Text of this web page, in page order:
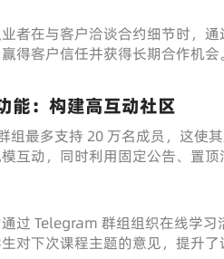
者在与客户洽谈合约细节时，
得客户信任并获得长期合作机会。
能：构建高互动社区
组最多支持 20 万名成员，这使
互动，同时利用固定公告、置
过 Telegram 群组组织在线学
对下次课程主题的意见，提升了